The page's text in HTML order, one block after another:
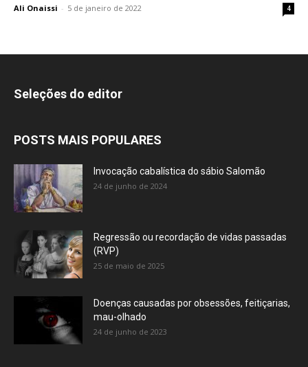
Ali Onaissi - 5 de janeiro de 2022 4
Seleções do editor
POSTS MAIS POPULARES
Invocação cabalística do sábio Salomão
24 de junho de 2024
Regressão ou recordação de vidas passadas
(RVP)
25 de maio de 2025
Doenças causadas por obsessões, feitiçarias,
mau-olhado
24 de junho de 2023